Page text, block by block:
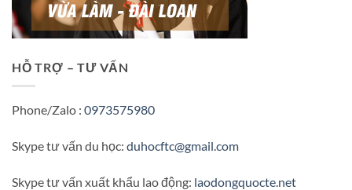
HỖ TRỢ – TƯ VẤN
Phone/Zalo : 0973575980
Skype tư vấn du học: duhocftc@gmail.com
Skype tư vấn xuất khẩu lao động: laodongquocte.net